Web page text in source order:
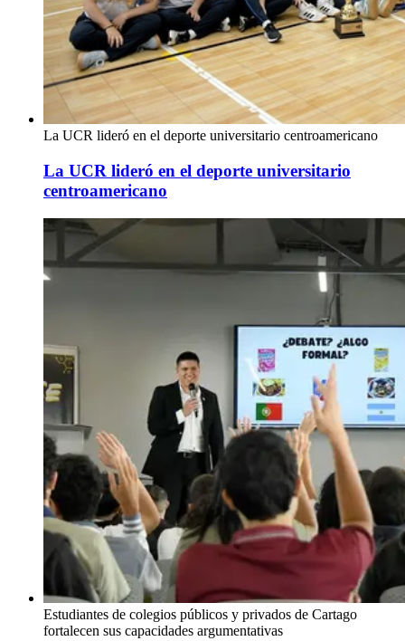
La UCR lideró en el deporte universitario centroamericano
La UCR lideró en el deporte universitario
centroamericano
Estudiantes de colegios públicos y privados de Cartago
fortalecen sus capacidades argumentativas